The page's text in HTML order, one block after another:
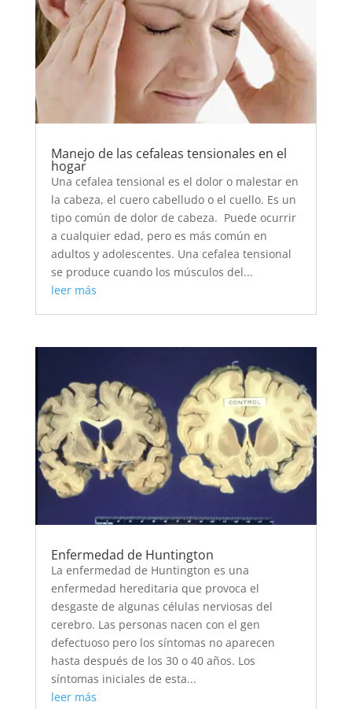
Manejo de las cefaleas tensionales en el
hogar
Una cefalea tensional es el dolor o malestar en
la cabeza, el cuero cabelludo o el cuello. Es un
tipo común de dolor de cabeza. Puede ocurrir
a cualquier edad, pero es más común en
adultos y adolescentes. Una cefalea tensional
se produce cuando los músculos del...
leer más
Enfermedad de Huntington
La enfermedad de Huntington es una
enfermedad hereditaria que provoca el
desgaste de algunas células nerviosas del
cerebro. Las personas nacen con el gen
defectuoso pero los síntomas no aparecen
hasta después de los 30 o 40 años. Los
síntomas iniciales de esta...
leer más